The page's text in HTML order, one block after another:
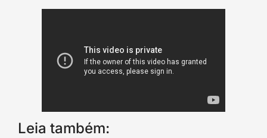
Leia também: